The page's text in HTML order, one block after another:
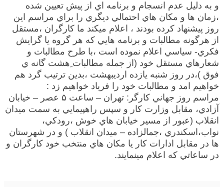
و به دليل عدم انسجام و برنامه اي از پيش تعيين شده
،زمان ها و مكان هاي احتمالي ديگري را براي مراسم اين
روز پيشنهاد كرده بودند ، اعلام ميكند ما كارگران ،مستقل
از هرگونه مطالبات و برنامه هايي كه هر گروه يا گرايش
فكري- سياسي اعلام نموده است ،با طرح مطالبات و
شعارهاي مستقل خود (از جمله مطالبات ِهشت گانه ي
فوق )،در روز شنبه يازده ارديبهشت ،بدين ترتيب گرد هم
خواهيم امد و مطالبات خود را فرياد خواهيم زد :
مراسم روز جهاني كارگر: تهران – ساعت ۵ عصر – خيابان
آزادي، مقابل وزارت كار و سپس راهپيمايي به سمت ميدان
انقلاب (عبور از مسير خيابان هاي خوش ،رودكي،
نواب،اسكندري ،جمالزاده – ميدان انقلاب ) و در شهرستان
ها در مقابل ادارات كار يا مكان هاي منتخب خود كارگران و
در ساعاتي كه اعلام مينمايند.